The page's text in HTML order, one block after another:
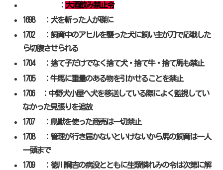
： 大酒飲み禁止令
1698 ：犬を斬った人が磔に
1702 ：飼育中のアヒルを襲った犬に飼い主が刀で応戦した
ら切腹させられる
1704 ：捨て子だけでなく捨て犬・捨て牛・捨て馬も禁止
1705 ：牛馬に重量のある物を引かせることを禁止
1706 ：中野犬小屋へ犬を移送している際によく監視してい
なかった見張りを追放
1707 ：鳥獣を使った商売は一切禁止
1708 ：管理が行き届かないといけないから馬の飼育は一人
一頭まで
1709 ：徳川綱吉の病没とともに生類憐れみの令は次第に解